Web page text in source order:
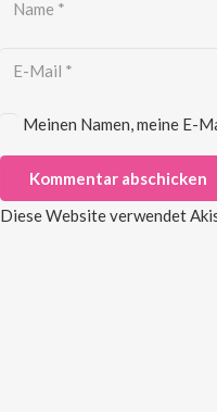
Meinen Namen, meine E-
Kommentar abschicken
Diese Website verwendet